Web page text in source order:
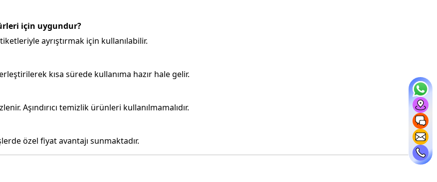
için uygundur?
ayrıştırmak için kullanılabilir.
kısa sürede kullanıma hazır hale gelir.
Aşındırıcı temizlik ürünleri kullanılmamalıdır.
özel fiyat avantajı sunmaktadır.